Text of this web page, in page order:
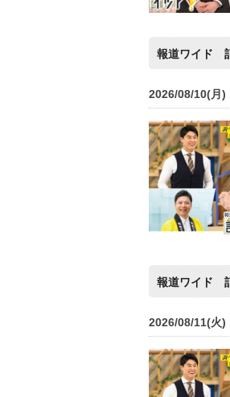
報道ワイド
2026/08/10(月)
報道ワイド
2026/08/11(火)